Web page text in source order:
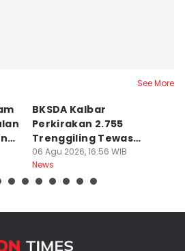
See More
BKSDA Kalbar
Perkirakan 2.755
Trenggiling Tewas
untuk Dapat 551 Kg Sisik
06 Agu 2026, 16:56 WIB
News